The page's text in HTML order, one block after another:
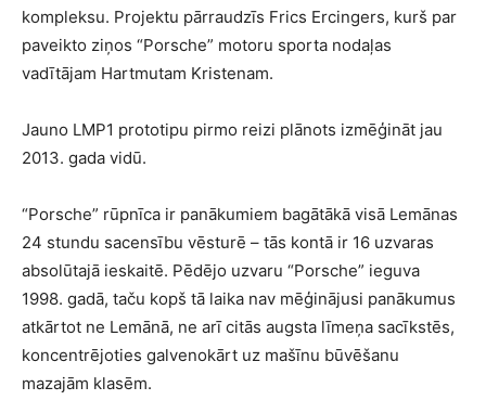
kompleksu. Projektu pārraudzīs Frics Ercingers, kurš par
paveikto ziņos “Porsche” motoru sporta nodaļas
vadītājam Hartmutam Kristenam.
Jauno LMP1 prototipu pirmo reizi plānots izmēģināt jau
2013. gada vidū.
“Porsche” rūpnīca ir panākumiem bagātākā visā Lemānas
24 stundu sacensību vēsturē – tās kontā ir 16 uzvaras
absolūtajā ieskaitē. Pēdējo uzvaru “Porsche” ieguva
1998. gadā, taču kopš tā laika nav mēģinājusi panākumus
atkārtot ne Lemānā, ne arī citās augsta līmeņa sacīkstēs,
koncentrējoties galvenokārt uz mašīnu būvēšanu
mazajām klasēm.